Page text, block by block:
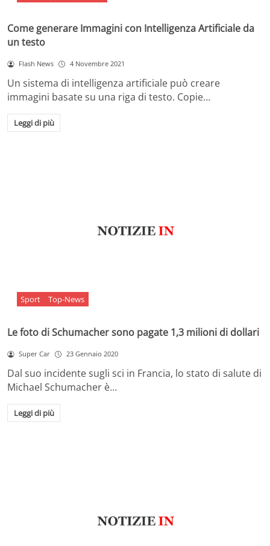
Come generare Immagini con Intelligenza Artificiale da
un testo
Flash News 4 Novembre 2021
Un sistema di intelligenza artificiale può creare
immagini basate su una riga di testo. Copie…
Leggi di più
Sport Top-News
Le foto di Schumacher sono pagate 1,3 milioni di dollari
Super Car 23 Gennaio 2020
Dal suo incidente sugli sci in Francia, lo stato di salute di
Michael Schumacher è…
Leggi di più